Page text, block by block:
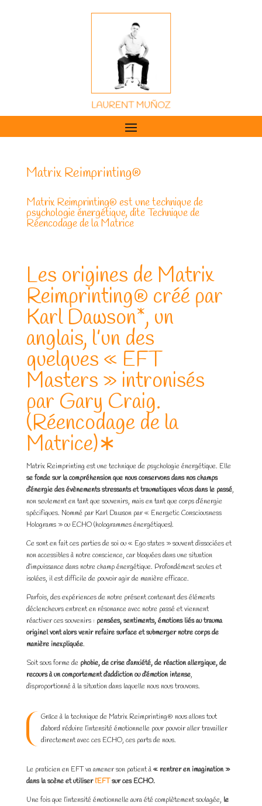
Matrix Reimprinting®
Matrix Reimprinting® est une technique de
psychologie énergétique, dite Technique de
Réencodage de la Matrice
Les origines de Matrix
Reimprinting® créé par
Karl Dawson*, un
anglais, l’un des
quelques « EFT
Masters » intronisés
par Gary Craig.
(Réencodage de la
Matrice)∗
Matrix Reimprinting est une technique de psychologie énergétique. Elle
se fonde sur la compréhension que nous conservons dans nos champs
d’énergie des évènements stressants et traumatiques vécus dans le passé,
non seulement en tant que souvenirs, mais en tant que corps d’énergie
spécifiques. Nommé par Karl Dawson par « Energetic Consciousness
Holograms » ou ECHO (hologrammes énergétiques).
Ce sont en fait ces parties de soi ou « Ego states » souvent dissociées et
non accessibles à notre conscience, car bloquées dans une situation
d’impuissance dans notre champ énergétique. Profondément seules et
isolées, il est difficile de pouvoir agir de manière efficace.
Parfois, des expériences de notre présent contenant des éléments
déclencheurs entrent en résonance avec notre passé et viennent
réactiver ces souvenirs : pensées, sentiments, émotions liés au trauma
originel vont alors venir refaire surface et submerger notre corps de
manière inexpliquée.
Soit sous forme de phobie, de crise d’anxiété, de réaction allergique, de
recours à un comportement d’addiction ou d’émotion intense,
disproportionné à la situation dans laquelle nous nous trouvons.
Grâce à la technique de Matrix Reimprinting® nous allons tout
d’abord réduire l’intensité émotionnelle pour pouvoir aller travailler
directement avec ces ECHO, ces parts de nous.
Le praticien en EFT va amener son patient à« rentrer en imagination »
dans la scène et utiliserl’EFTsur ces ECHO.
Une fois que l’intensité émotionnelle aura été complètement soulagée, le